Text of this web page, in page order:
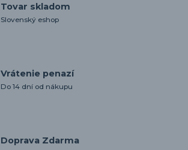
Tovar skladom
Slovenský eshop
Vrátenie penazí
Do 14 dní od nákupu
Doprava Zdarma